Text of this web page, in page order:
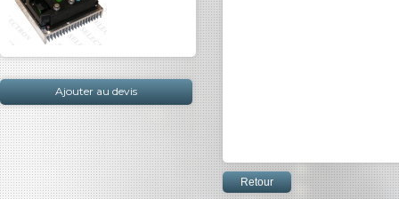
Ajouter au devis
Retour